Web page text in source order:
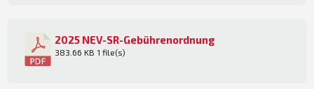
2025 NEV-SR-Gebührenordnung
383.66 KB 1 file(s)